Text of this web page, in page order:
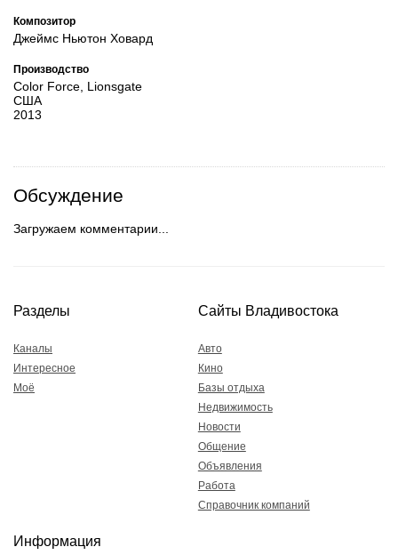
Композитор
Джеймс Ньютон Ховард
Производство
Color Force, Lionsgate
США
2013
Обсуждение
Загружаем комментарии...
Разделы
Каналы
Интересное
Моё
Сайты Владивостока
Авто
Кино
Базы отдыха
Недвижимость
Новости
Общение
Объявления
Работа
Справочник компаний
Информация